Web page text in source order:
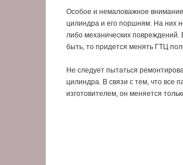
Особое и немаловажное внимание
цилиндра и его поршням. На них
либо механических
быть, то придется менять ГТЦ
Не следует пытаться
цилиндра. В связи с тем, что все
изготовителем, он меняется